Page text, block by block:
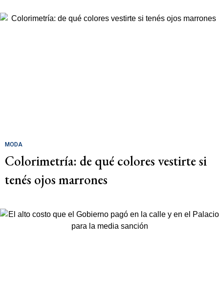
MODA
Colorimetría: de qué colores vestirte si
tenés ojos marrones